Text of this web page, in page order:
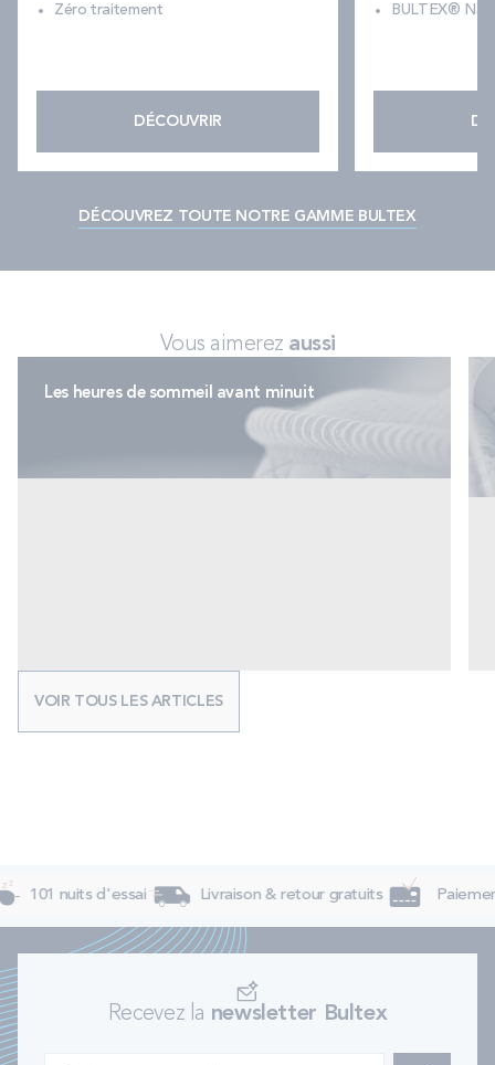
Zéro traitement
DÉCOUVRIR
BULTEX®
DÉCOUVREZ TOUTE NOTRE GAMME BULTEX
Vous aimerez aussi
Les heures de sommeil avant minuit
VOIR TOUS LES ARTICLES
101 nuits d'essai Livraison & retour gratuits
Recevez la newsletter Bultex